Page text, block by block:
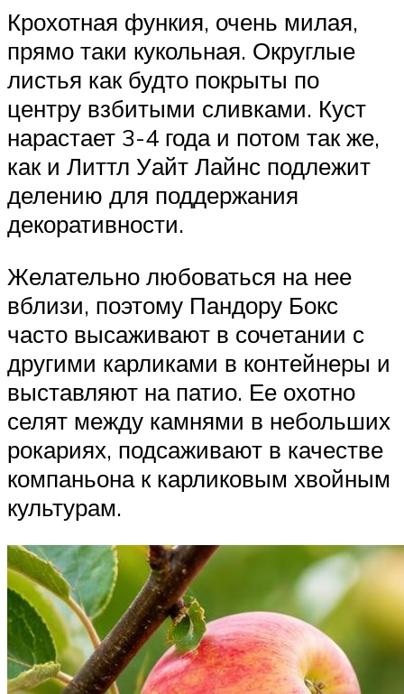
Крохотная функия, очень милая,
прямо таки кукольная. Округлые
листья как будто покрыты по
центру взбитыми сливками. Куст
нарастает 3-4 года и потом так же,
как и Литтл Уайт Лайнс подлежит
делению для поддержания
декоративности.
Желательно любоваться на нее
вблизи, поэтому Пандору Бокс
часто высаживают в сочетании с
другими карликами в контейнеры и
выставляют на патио. Ее охотно
селят между камнями в небольших
рокариях, подсаживают в качестве
компаньона к карликовым хвойным
культурам.